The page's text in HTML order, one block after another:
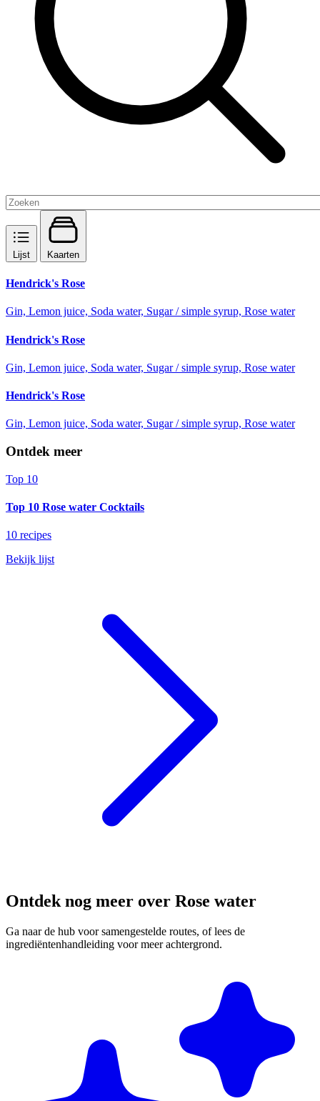
Lijst Kaarten
Hendrick's Rose
Gin, Lemon juice, Soda water, Sugar / simple syrup, Rose water
Hendrick's Rose
Gin, Lemon juice, Soda water, Sugar / simple syrup, Rose water
Hendrick's Rose
Gin, Lemon juice, Soda water, Sugar / simple syrup, Rose water
Ontdek meer
Top 10
Top 10 Rose water Cocktails
10 recipes
Bekijk lijst
Ontdek nog meer over Rose water
Ga naar de hub voor samengestelde routes, of lees de
ingrediëntenhandleiding voor meer achtergrond.